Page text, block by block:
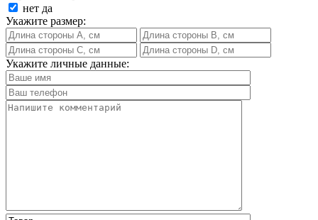
нет да
Укажите размер:
Укажите личные данные: